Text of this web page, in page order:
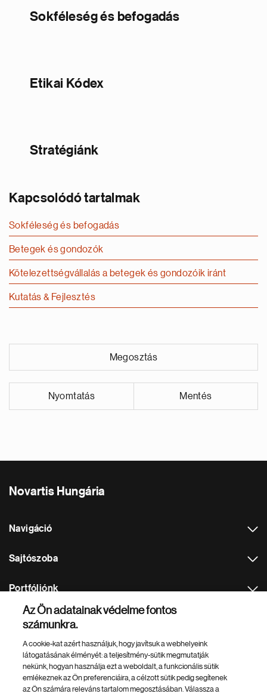
Sokféleség és befogadás
Etikai Kódex
Stratégiánk
Kapcsolódó tartalmak
Sokféleség és befogadás
Betegek és gondozók
Kötelezettségvállalás a betegek és gondozóik iránt
Kutatás & Fejlesztés
Megosztás
Nyomtatás Mentés
Novartis Hungária
Navigáció
Sajtószoba
Portfóliónk
Más Novartis weboldalak
Footer Site Search
Az Ön adatainak védelme fontos
számunkra.
A cookie-kat azért használjuk, hogy javítsuk a webhelyeink
látogatásának élményét: a teljesítmény-sütik megmutatják
nekünk, hogyan használja ezt a weboldalt, a funkcionális sütik
emlékeznek az Ön preferenciáira, a célzott sütik pedig segítenek
az Ön számára releváns tartalom megosztásában. Válassza a